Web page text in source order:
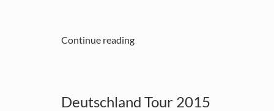
Continue reading
Deutschland Tour 2015